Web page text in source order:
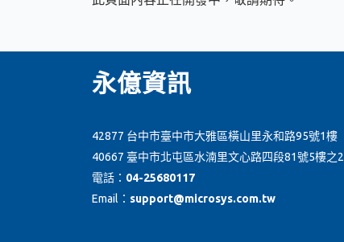
永億資訊
42877 台中市臺中市大雅區橫山里永和路95號1樓
40667 臺中市北屯區水湳里文心路四段81號5樓之2
電話： 04-25680117
Email： support@microsys.com.tw